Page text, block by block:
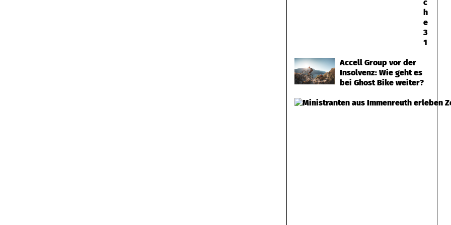
c
h
e
3
1
Accell Group vor der
Insolvenz: Wie geht es
bei Ghost Bike weiter?